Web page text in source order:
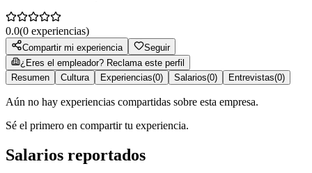
0.0(0 experiencias)
Compartir mi experiencia
Seguir
¿Eres el empleador? Reclama este perfil
Resumen
Cultura Experiencias(0) Salarios(0) Entrevistas(0)
Aún no hay experiencias compartidas sobre esta empresa.
Sé el primero en compartir tu experiencia.
Salarios reportados